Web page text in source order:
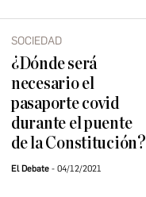
SOCIEDAD
¿Dónde será
necesario el
pasaporte covid
durante el puente
de la Constitución?
El Debate 04/12/2021